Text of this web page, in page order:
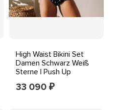
High Waist Bikini Set
Damen Schwarz Weiß
Sterne | Push Up
Swimwear
33 090 ₽